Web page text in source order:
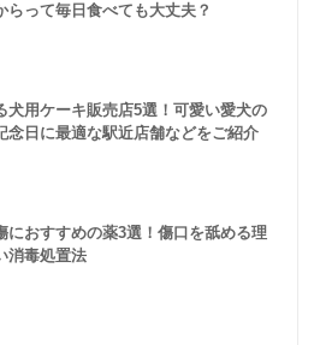
らって毎日食べても大丈夫？
犬用ケーキ販売店5選！可愛い愛犬の
念日に最適な駅近店舗などをご紹介
におすすめの薬3選！傷口を舐める理
消毒処置法